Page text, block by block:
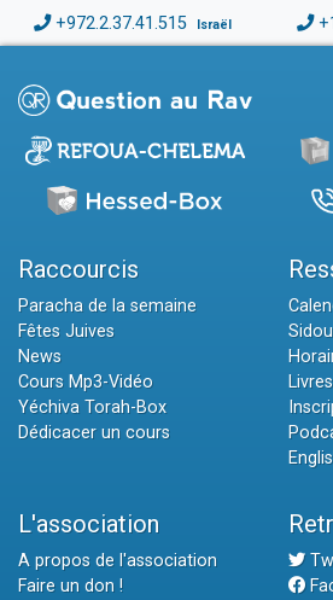
+972.2.37.41.515 Israël
Raccourcis
Paracha de la semaine
Fêtes Juives
News
Cours Mp3-Vidéo
Yéchiva Torah-Box
Dédicacer un cours
L'association
A propos de l'association
Faire un don !